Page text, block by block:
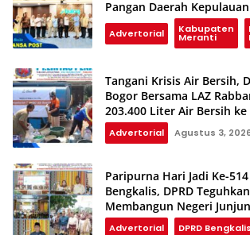
Pangan Daerah Kepulauan
Advertorial Kabupaten
Meranti
Tangani Krisis Air Bersih,
Bogor Bersama LAZ
203.400 Liter Air Bersih
Terdampak Kekeringan
Advertorial Agustus 3,
Paripurna Hari Jadi Ke-
Bengkalis, DPRD
Membangun Negeri
Advertorial DPRD Bengkalis